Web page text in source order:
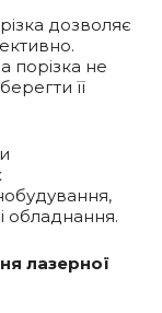
дозволяє
порізка не
її
обладнання.
лазерної